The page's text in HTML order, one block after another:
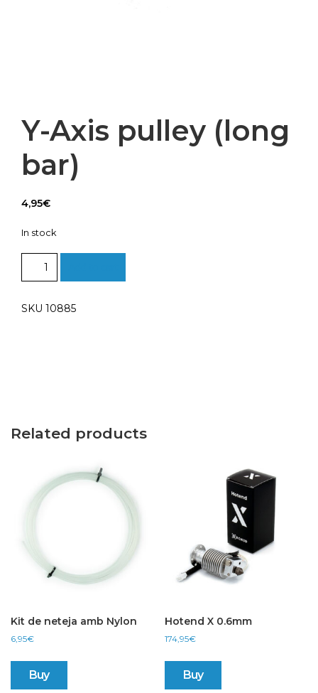
Y-Axis pulley (long
bar)
4,95€
In stock
(long
SKU 10885
Related products
Kit de neteja amb Nylon
6,95€
Buy
Hotend X 0.6mm
174,95€
Buy